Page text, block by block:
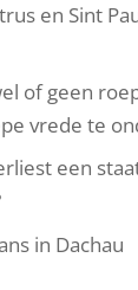
en Sint
of geen
vrede te
een
in Dachau